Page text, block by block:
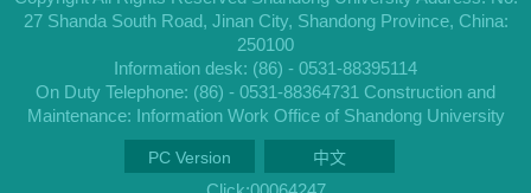
27 Shanda South Road, Jinan City, Shandong Province, China:
250100
Information desk: (86) - 0531-88395114
On Duty Telephone: (86) - 0531-88364731 Construction and
Maintenance: Information Work Office of Shandong University
PC Version 中文